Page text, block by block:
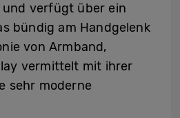
verfügt über ein
bündig am Handgelenk
von Armband,
vermittelt mit ihrer
sehr moderne